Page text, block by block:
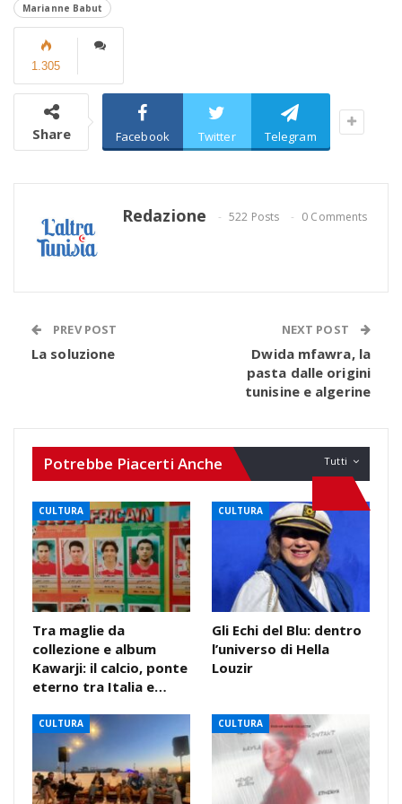
Marianne Babut
1.305
Share Facebook Twitter Telegram
Redazione 522 Posts 0 Comments
PREV POST
La soluzione
NEXT POST
Dwida mfawra, la
pasta dalle origini
tunisine e algerine
Tutti
Potrebbe Piacerti Anche
CULTURA
Tra maglie da
collezione e album
Kawarji: il calcio, ponte
eterno tra Italia e…
CULTURA
Gli Echi del Blu: dentro
l’universo di Hella
Louzir
CULTURA CULTURA